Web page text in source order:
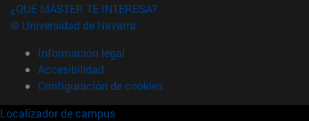
¿QUÉ MÁSTER TE INTERESA?
© Universidad de Navarra
Información legal
Accesibilidad
Configuración de cookies
Localizador de campus